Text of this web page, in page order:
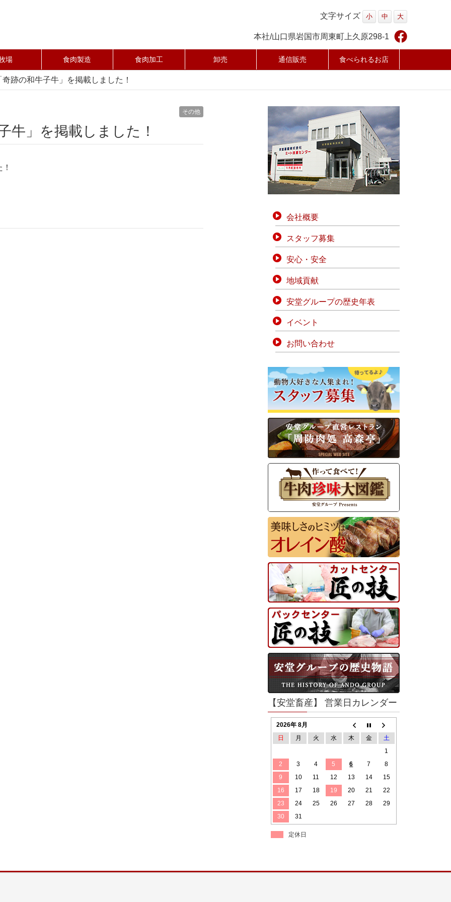
文字サイズ 小 中 大
本社/山口県岩国市周東町上久原298-1
場 食肉製造 食肉加工 卸売 通信販売 食べられるお店
跡の和牛子牛」を掲載しました！
その他
牛」を掲載しました！
会社概要
スタッフ募集
安心・安全
地域貢献
安堂グループの歴史年表
イベント
お問い合わせ
【安堂畜産】 営業日カレンダー
2026年 8月
日
月 火 水 木 金
土
1
2
3 4 5 6 7
8
9
10 11 12 13 14
15
16
17 18 19 20 21
22
23
24 25 26 27 28
29
30
31
定休日